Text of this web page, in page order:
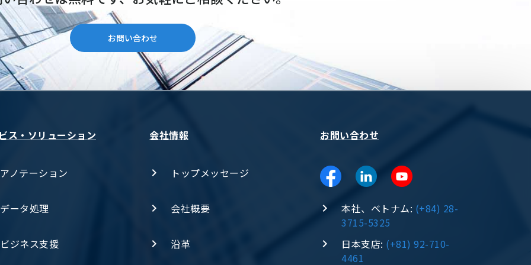
お問い合わせ
ス・ソリューション
アノテーション
データ処理
ビジネス支援
会社情報
トップメッセージ
会社概要
沿革
お問い合わせ
本社、ベトナム: (+84) 28-
3715-5325
日本支店: (+81) 92-710-
4461